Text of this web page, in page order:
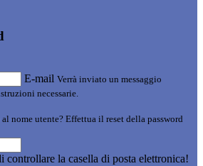
E-mail Verrà inviato un messaggio
necessarie.
nome utente? Effettua il reset della password
controllare la casella di posta elettronica!